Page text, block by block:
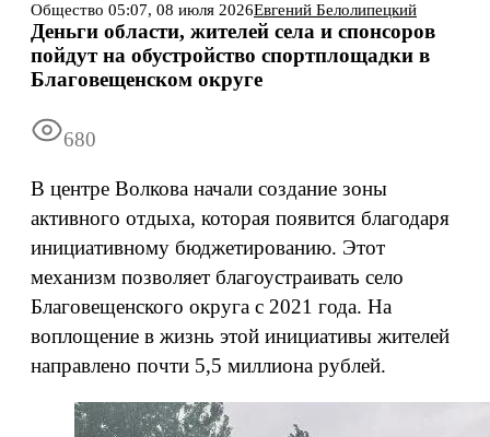
Информация Подписка Все новости Архив
Общество 05:07, 08 июля 2026Евгений Белолипецкий
Деньги области, жителей села и спонсоров
пойдут на обустройство спортплощадки в
Благовещенском округе
680
В центре Волкова начали создание зоны
активного отдыха, которая появится благодаря
инициативному бюджетированию. Этот
механизм позволяет благоустраивать село
Благовещенского округа с 2021 года. На
воплощение в жизнь этой инициативы жителей
направлено почти 5,5 миллиона рублей.